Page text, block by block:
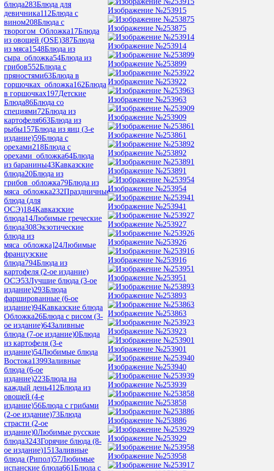
блюда283Блюда для
девичника112Блюда с
вином208Блюда с
творогом_Обложка17Блюда
из овощей (OSE)387Блюда
из мяса1548Блюда из
сыра_обложка54Блюда из
грибов552Блюда с
пряностями63Блюда в
горшочках_обложка162Блюда
в горшочках197Детские
Блюда86Блюда со
специями72Блюда из
картофеля663Блюда из
рыбы157Блюда из яиц (3-е
издание)59Блюда с
орехами218Блюда с
орехами_обложка64Блюда
из баранины43Кавказские
блюда20Блюда из
грибов_обложка79Блюда из
мяса_обложка232Праздничные
блюда (для
ОСЭ)184Кавказские
блюда14Любимые греческие
блюда308Экзотические
блюда из
мяса_обложка]24Любимые
французские
блюда794Блюда из
картофеля (2-ое издание)
ОСЭ53Лучшие блюда (3-ое
издание)293Блюда
фаршированные (6-ое
издание)94Кавказские блюда
Обложка26Блюда с рисом (3-
ое издание)64Заливные
блюда (7-ое издание)0Блюда
из картофеля (3-е
издание)54Любимые блюда
Востока1399Заливные
блюда (6-ое
издание)223Блюда на
каждый день412Блюда из
овощей (4-е
издание)56Блюда с грибами
(2-ое издание)73Блюда
страсти (2-ое
издание)0Любимые русские
блюда3243Горячие блюда (8-
ое издание)151Заливные
блюда (Рипол)57Любимые
испанские блюда661Блюда с
Изображение №253915
Изображение №253875
Изображение №253914
Изображение №253899
Изображение №253922
Изображение №253963
Изображение №253909
Изображение №253861
Изображение №253892
Изображение №253891
Изображение №253954
Изображение №253941
Изображение №253927
Изображение №253926
Изображение №253916
Изображение №253951
Изображение №253893
Изображение №253863
Изображение №253923
Изображение №253901
Изображение №253940
Изображение №253939
Изображение №253858
Изображение №253886
Изображение №253929
Изображение №253958